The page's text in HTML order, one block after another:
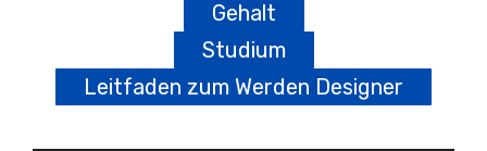
Gehalt
Studium
Leitfaden zum Werden Designer